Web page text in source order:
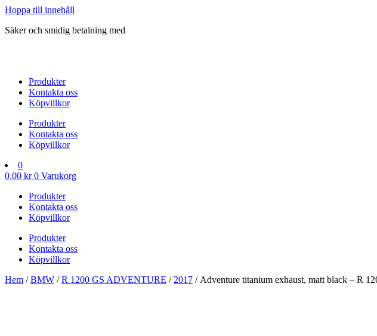
Hoppa till innehåll
Säker och smidig betalning med
Produkter
Kontakta oss
Köpvillkor
Produkter
Kontakta oss
Köpvillkor
0
0,00 kr 0 Varukorg
Produkter
Kontakta oss
Köpvillkor
Produkter
Kontakta oss
Köpvillkor
Hem /BMW /R 1200 GS ADVENTURE / 2017 / Adventure titanium exhaust, matt black – R